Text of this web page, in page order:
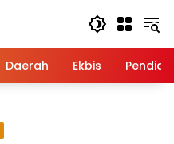
Daerah Ekbis